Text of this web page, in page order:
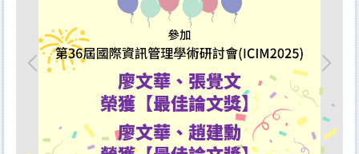
課程地圖及學習進路圖
招生資訊
學生資源